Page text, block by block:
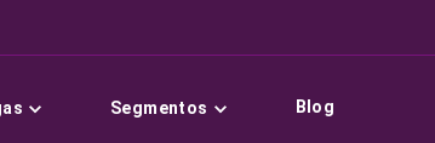
Segmentos Blog